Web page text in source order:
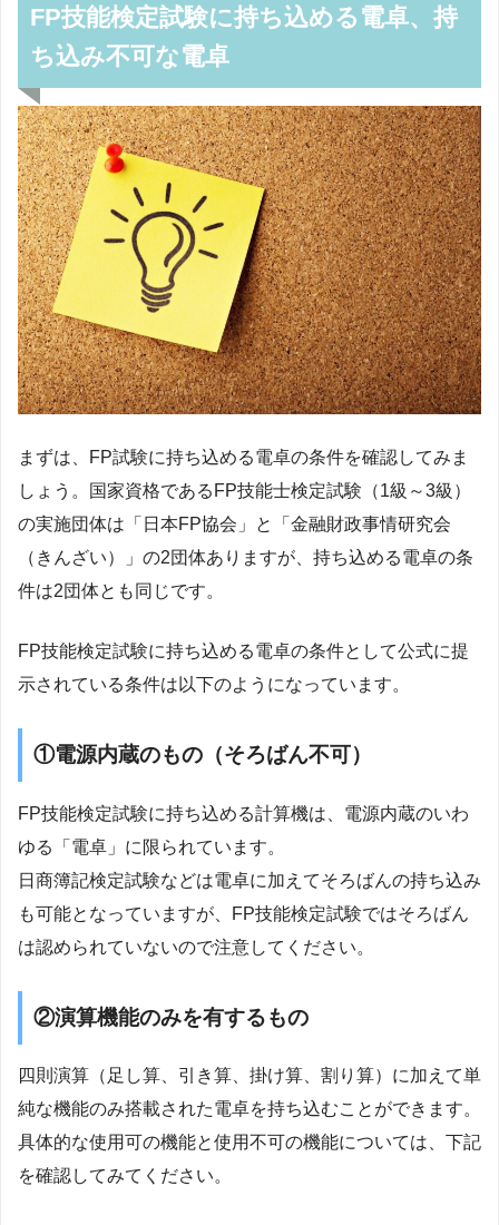
FP技能検定試験に持ち込める電卓、持
ち込み不可な電卓
まずは、FP試験に持ち込める電卓の条件を確認してみま
しょう。国家資格であるFP技能士検定試験（1級～3級）
の実施団体は「日本FP協会」と「金融財政事情研究会
（きんざい）」の2団体ありますが、持ち込める電卓の条
件は2団体とも同じです。
FP技能検定試験に持ち込める電卓の条件として公式に提
示されている条件は以下のようになっています。
①電源内蔵のもの（そろばん不可）
FP技能検定試験に持ち込める計算機は、電源内蔵のいわ
ゆる「電卓」に限られています。
日商簿記検定試験などは電卓に加えてそろばんの持ち込み
も可能となっていますが、FP技能検定試験ではそろばん
は認められていないので注意してください。
②演算機能のみを有するもの
四則演算（足し算、引き算、掛け算、割り算）に加えて単
純な機能のみ搭載された電卓を持ち込むことができます。
具体的な使用可の機能と使用不可の機能については、下記
を確認してみてください。